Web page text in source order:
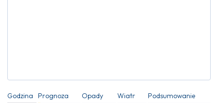
Godzina Prognoza Opady Wiatr Podsumowanie